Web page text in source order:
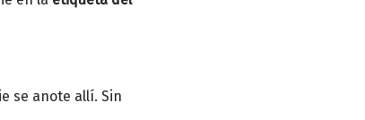
se anote allí. Sin